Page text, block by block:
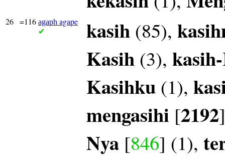
26 =116 agaph agape
✔ kasih (85),
Kasih (3),
Kasihku (1),
mengasihi [2192
Nya [846] (1),